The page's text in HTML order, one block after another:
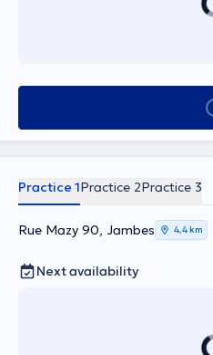
Practice 1Practice 2Practice 3
Rue Mazy 90, Jambes 4,4 km
Next availability